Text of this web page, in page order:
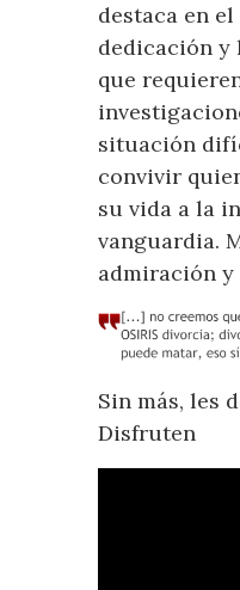
destaca en
dedicación y
que
situación
convivir
su vida a la
vanguardia.
admiración y
Sin más, les
Disfruten